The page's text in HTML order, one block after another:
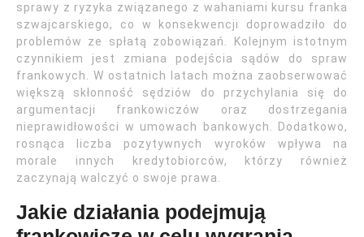
sprawy z ryzyka związanego z wahaniami kursu franka
szwajcarskiego, co w konsekwencji doprowadziło do
problemów ze spłatą zobowiązań. Kolejnym istotnym
czynnikiem jest zmiana podejścia sądów do spraw
frankowych. W ostatnich latach można zaobserwować
większą skłonność sędziów do przychylania się do
argumentacji frankowiczów oraz dostrzegania
nieprawidłowości w umowach bankowych. Dodatkowo,
rosnąca liczba pozytywnych wyroków wpływa na
morale innych kredytobiorców, którzy również
zaczynają walczyć o swoje prawa.
Jakie działania podejmują